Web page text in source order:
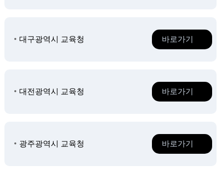
대구광역시 교육청 바로가기
대전광역시 교육청 바로가기
광주광역시 교육청 바로가기